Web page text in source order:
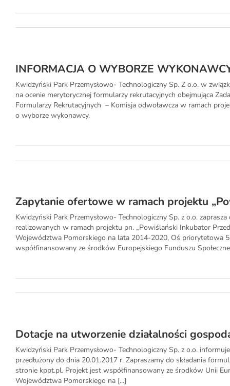
INFORMACJA O WYBORZE
Kwidzyński Park Przemysłowo- Technologiczny Sp. Z o.o. w
na ocenie merytorycznej formularzy rekrutacyjnych obejmująca
Formularzy Rekrutacyjnych – Komisja odwoławcza w ramach
o wyborze wykonawcy.
Zapytanie ofertowe w ramach projektu
Kwidzyński Park Przemysłowo- Technologiczny Sp. z o.o.
realizowanych w ramach projektu pn. „Powiślański Inkubator
Województwa Pomorskiego na lata 2014-2020, Oś priorytetowa
współfinansowany ze środków Europejskiego Funduszu
Dotacje na utworzenie działalności
Kwidzyński Park Przemysłowo- Technologiczny Sp. z o.o.
przedłużony do dnia 20.01.2017 r. Zapraszamy do składania
stronie kppt.pl. Projekt jest współfinansowany ze środków Unii
Województwa Pomorskiego na [...]